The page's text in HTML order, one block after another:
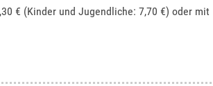
€ (Kinder und Jugendliche: 7,70 €) oder mit